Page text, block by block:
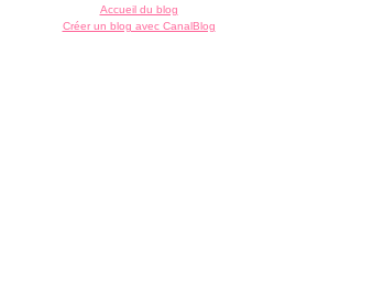
Accueil du blog
Créer un blog avec CanalBlog